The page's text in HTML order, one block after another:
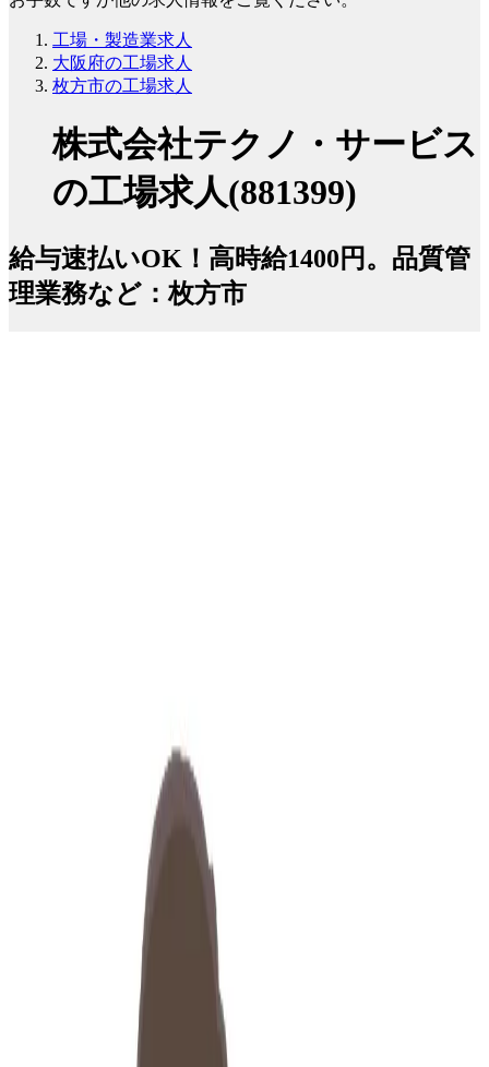
工場・製造業求人
大阪府の工場求人
枚方市の工場求人
株式会社テクノ・サービス
の工場求人(881399)
給与速払いOK！高時給1400円。品質管
理業務など：枚方市